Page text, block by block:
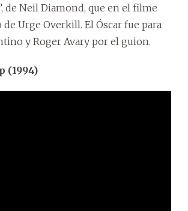
de Neil Diamond, que en el filme
Urge Overkill. El Óscar fue para
y Roger Avary por el guion.
(1994)